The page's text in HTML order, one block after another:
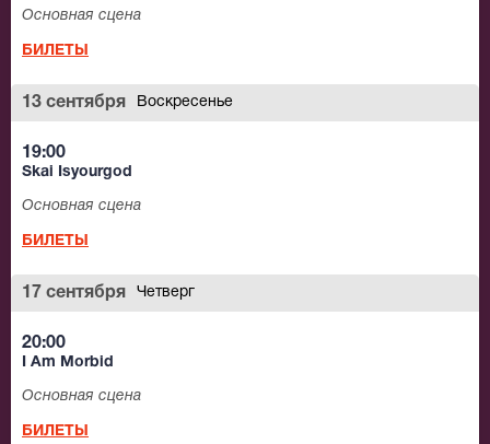
Основная сцена
БИЛЕТЫ
13 сентября Воскресенье
19:00
Skai Isyourgod
Основная сцена
БИЛЕТЫ
17 сентября Четверг
20:00
I Am Morbid
Основная сцена
БИЛЕТЫ